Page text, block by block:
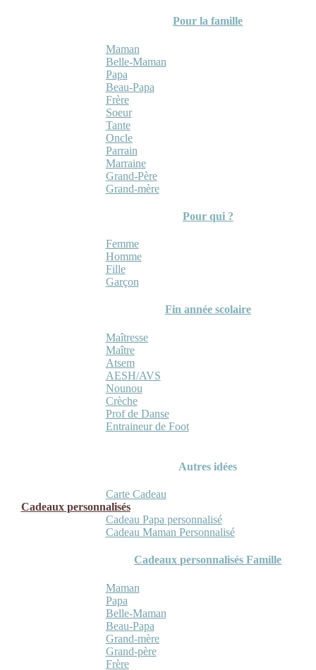
Pour la famille
Maman
Belle-Maman
Papa
Beau-Papa
Frère
Soeur
Tante
Oncle
Parrain
Marraine
Grand-Père
Grand-mère
Pour qui ?
Femme
Homme
Fille
Garçon
Fin année scolaire
Maîtresse
Maître
Atsem
AESH/AVS
Nounou
Crèche
Prof de Danse
Entraineur de Foot
Autres idées
Carte Cadeau
Cadeaux personnalisés
Cadeau Papa personnalisé
Cadeau Maman Personnalisé
Cadeaux personnalisés Famille
Maman
Papa
Belle-Maman
Beau-Papa
Grand-mère
Grand-père
Frère